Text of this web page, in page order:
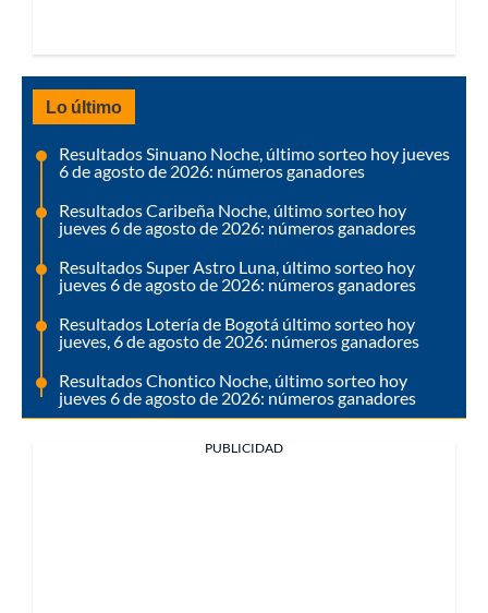
Lo último
Resultados Sinuano Noche, último sorteo hoy jueves
6 de agosto de 2026: números ganadores
Resultados Caribeña Noche, último sorteo hoy
jueves 6 de agosto de 2026: números ganadores
Resultados Super Astro Luna, último sorteo hoy
jueves 6 de agosto de 2026: números ganadores
Resultados Lotería de Bogotá último sorteo hoy
jueves, 6 de agosto de 2026: números ganadores
Resultados Chontico Noche, último sorteo hoy
jueves 6 de agosto de 2026: números ganadores
PUBLICIDAD